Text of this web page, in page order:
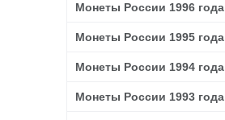
Монеты России 1996 года
Монеты России 1995 года
Монеты России 1994 года
Монеты России 1993 года